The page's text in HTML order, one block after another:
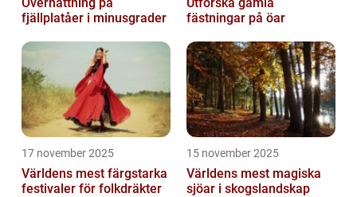
fjällplatåer i minusgrader
fästningar på öar
17 november 2025
Världens mest färgstarka
festivaler för folkdräkter
15 november 2025
Världens mest magiska
sjöar i skogslandskap